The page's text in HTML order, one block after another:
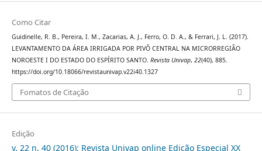
Como Citar
Guidinelle, R. B., Pereira, I. M., Zacarias, A. J., Ferro, O. D. A., & Ferrari, J. L. (2017).
LEVANTAMENTO DA ÁREA IRRIGADA POR PIVÔ CENTRAL NA MICRORREGIÃO
NOROESTE I DO ESTADO DO ESPÍRITO SANTO. Revista Univap, 22(40), 885.
https://doi.org/10.18066/revistaunivap.v22i40.1327
Fomatos de Citação
Edição
v. 22 n. 40 (2016): Revista Univap online Edição Especial XX